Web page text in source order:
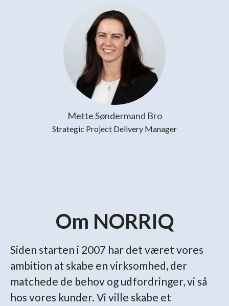
Mette Søndermand Bro
Strategic Project Delivery Manager
Om NORRIQ
Siden starten i 2007 har det været vores
ambition at skabe en virksomhed, der
matchede de behov og udfordringer, vi så
hos vores kunder. Vi ville skabe et